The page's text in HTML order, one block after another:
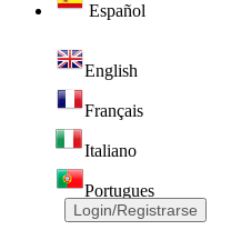
Español
English
Français
Italiano
Portugues
Login/Registrarse